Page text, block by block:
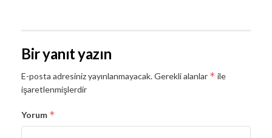
Bir yanıt yazın
E-posta adresiniz yayınlanmayacak.Gerekli alanlar * ile
işaretlenmişlerdir
Yorum *